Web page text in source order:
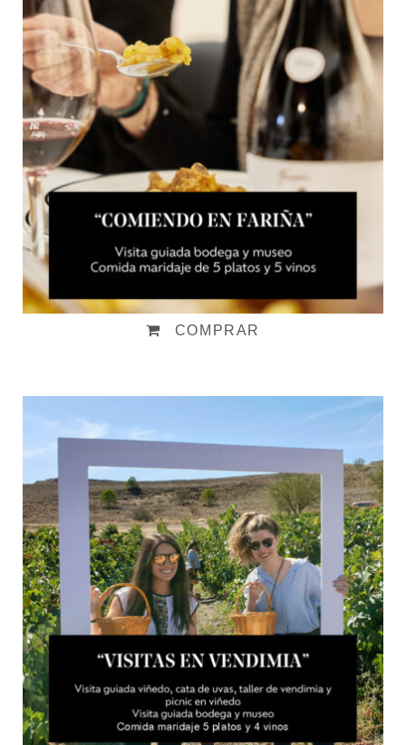
Visita "Comiendo en Fariña"
Desde:
IVA incluido
COMPRAR
Visitas en vendimia
Desde:65,00€IVA incluido